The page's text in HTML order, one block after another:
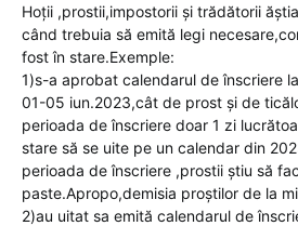
Hoții ,prostii,impostorii și trădătorii
când trebuia să emită legi
fost în stare.Exemple:
1)s-a aprobat calendarul de înscriere
01-05 iun.2023,cât de prost și de
perioada de înscriere doar 1 zi
stare să se uite pe un calendar din
perioada de înscriere ,prostii știu să
paste.Apropo,demisia proștilor de la
2)au uitat sa emită calendarul de